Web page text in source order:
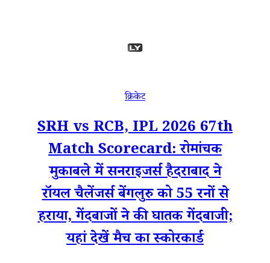
क्रिकेट
SRH vs RCB, IPL 2026 67th
Match Scorecard: रोमांचक
मुकाबले में सनराइजर्स हैदराबाद ने
रॉयल चैलेंजर्स बेंगलुरु को 55 रनों से
हराया, गेंदबाजों ने की घातक गेंदबाजी;
यहां देखें मैच का स्कोरकार्ड